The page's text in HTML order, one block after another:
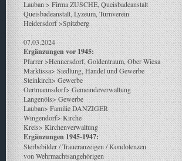
Lauban > Firma ZUSCHE, Queisbadeanstalt
Queisbadeanstalt, Lyzeum, Turnverein
Heidersdorf >Spitzberg
07.03.2024
Ergänzungen vor 1945:
Pfarrer >Hennersdorf, Goldentraum, Ober Wiesa
Marklissa> Siedlung, Handel und Gewerbe
Steinkirch> Gewerbe
Oertmannsdorf> Gemeindeverwaltung
Langenöls> Gewerbe
Lauban> Familie DANZIGER
Wingendorf> Kirche
Kreis> Kirchenverwaltung
Ergänzungen 1945-1947:
Sterbebilder / Traueranzeigen / Kondolenzen
von Wehrmachtsangehörigen